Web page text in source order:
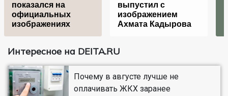
показался на
официальных
изображениях
выпустил c
изображением
Ахмата Кадырова
Интересное на DEITA.RU
Почему в августе лучше не
оплачивать ЖКХ заранее